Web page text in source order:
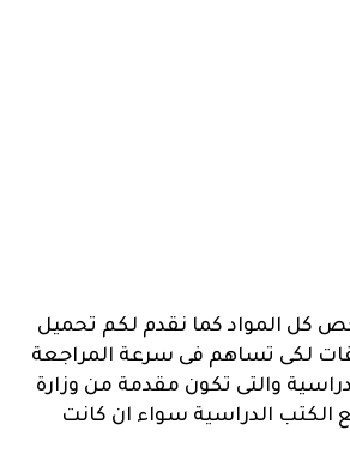
كل المواد كما نقدم لكم تحميل
لكى تساهم فى سرعة المراجعة
والتى تكون مقدمة من وزارة
الكتب الدراسية سواء ان كانت